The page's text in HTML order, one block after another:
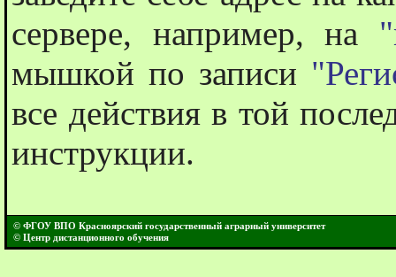
сервере, например, на
мышкой по записи
все действия в той
инструкции.
© ФГОУ ВПО Красноярский государственный аграрный университет
© Центр дистанционного обучения